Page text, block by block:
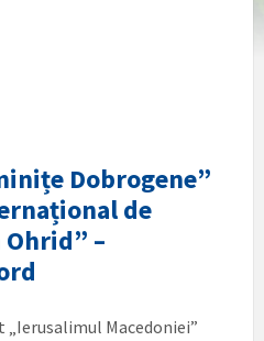
Dobrogene”
de
–
Macedoniei”